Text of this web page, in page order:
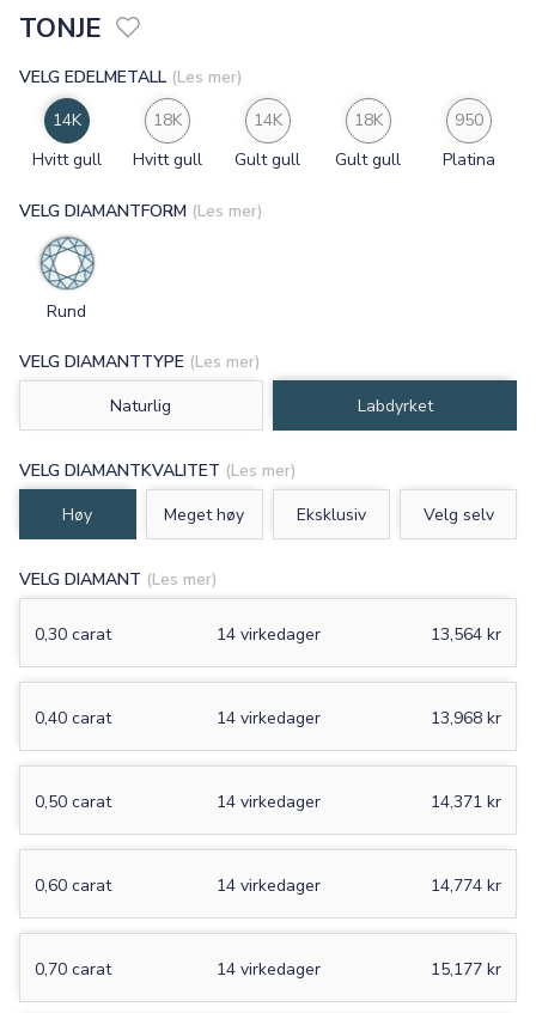
TONJE
VELG DIAMANTTYPE (Les mer)
Naturlig
Labdyrket
VELG DIAMANTKVALITET (Les mer)
Høy
Meget høy Eksklusiv Velg selv
VELG DIAMANT (Les mer)
0,30 carat 13,564 kr
14 virkedager
0,40 carat 13,968 kr
14 virkedager
0,50 carat 14,371 kr
14 virkedager
0,60 carat 14,774 kr
14 virkedager
0,70 carat 15,177 kr
14 virkedager
VELG EDELMETALL (Les mer)
14K
Hvitt gull
18K
Hvitt gull
14K
Gult gull
18K
Gult gull
950
Platina
VELG DIAMANTFORM (Les mer)
Rund